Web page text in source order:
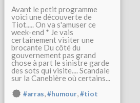
Avant le petit programme
voici une découverte de
Tiot..... On va s'amuser ce
week-end * Je vais
certainement visiter une
brocante Du côté du
gouvernement pas grand
chose à part le sinistre garde
des sots qui visite.... Scandale
sur la Canebière où certains...
#arras,#humour,#tiot